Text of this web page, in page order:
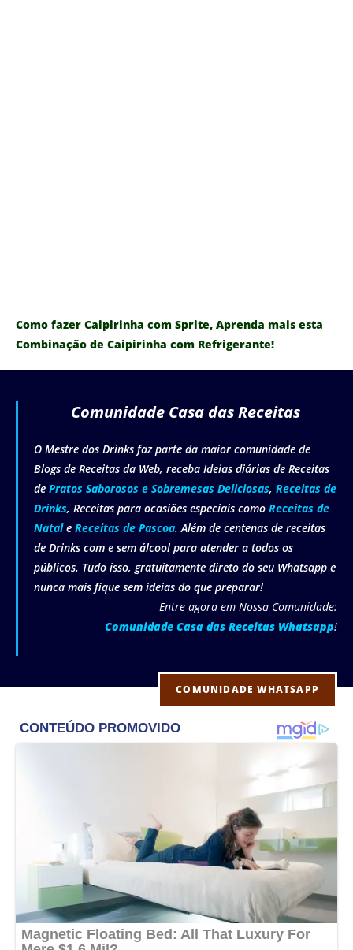
Como fazer Caipirinha com Sprite, Aprenda mais esta
Combinação de Caipirinha com Refrigerante!
Comunidade Casa das Receitas
O Mestre dos Drinks faz parte da maior comunidade de
Blogs de Receitas da Web, receba Ideias diárias de Receitas
de Pratos Saborosos e Sobremesas Deliciosas, Receitas de
Drinks, Receitas para ocasiões especiais como Receitas de
Natale Receitas de Pascoa. Além de centenas de receitas
de Drinks com e sem álcool para atender a todos os
públicos. Tudo isso, gratuitamente direto do seu Whatsapp e
nunca mais fique sem ideias do que preparar!
Entre agora em Nossa Comunidade:
Comunidade Casa das Receitas Whatsapp!
COMUNIDADE WHATSAPP